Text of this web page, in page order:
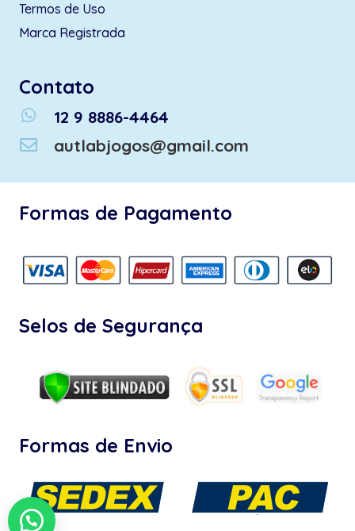
Termos de Uso
Marca Registrada
Contato
whatsapp
12 9 8886-4464
autlabjogos@gmail.com
Formas de Pagamento
Selos de Segurança
Formas de Envio